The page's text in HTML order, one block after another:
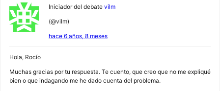
Iniciador del debate vilm
(@vilm)
hace 6 años, 8 meses
Hola, Rocío
Muchas gracias por tu respuesta. Te cuento, que creo que no me expliqué
bien o que indagando me he dado cuenta del problema.